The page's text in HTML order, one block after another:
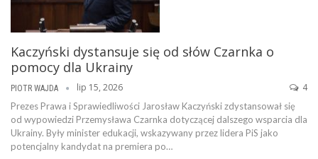
Kaczyński dystansuje się od słów Czarnka o
pomocy dla Ukrainy
PIOTR WAJDA lip 15, 2026 4
Prezes Prawa i Sprawiedliwości Jarosław Kaczyński zdystansował się
od wypowiedzi Przemysława Czarnka dotyczącej dalszego wsparcia dla
Ukrainy. Były minister edukacji, wskazywany przez lidera PiS jako
potencjalny kandydat na premiera po…